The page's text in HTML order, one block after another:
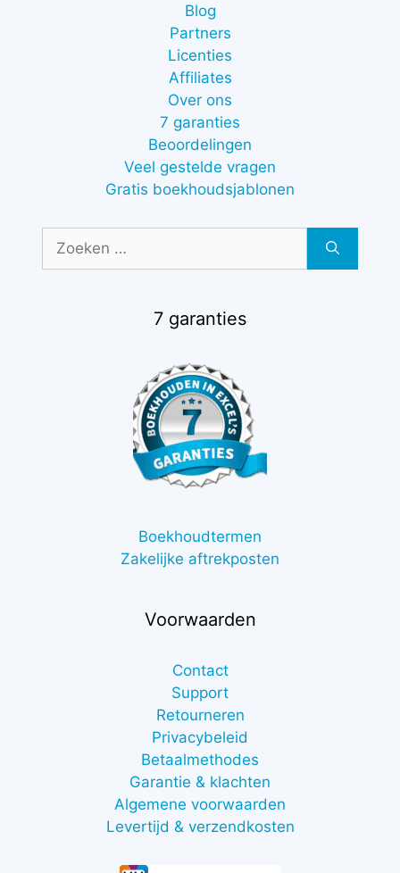
Blog
Partners
Licenties
Affiliates
Over ons
7 garanties
Beoordelingen
Veel gestelde vragen
Gratis boekhoudsjablonen
naar:
7 garanties
Boekhoudtermen
Zakelijke aftrekposten
Voorwaarden
Contact
Support
Retourneren
Privacybeleid
Betaalmethodes
Garantie & klachten
Algemene voorwaarden
Levertijd & verzendkosten